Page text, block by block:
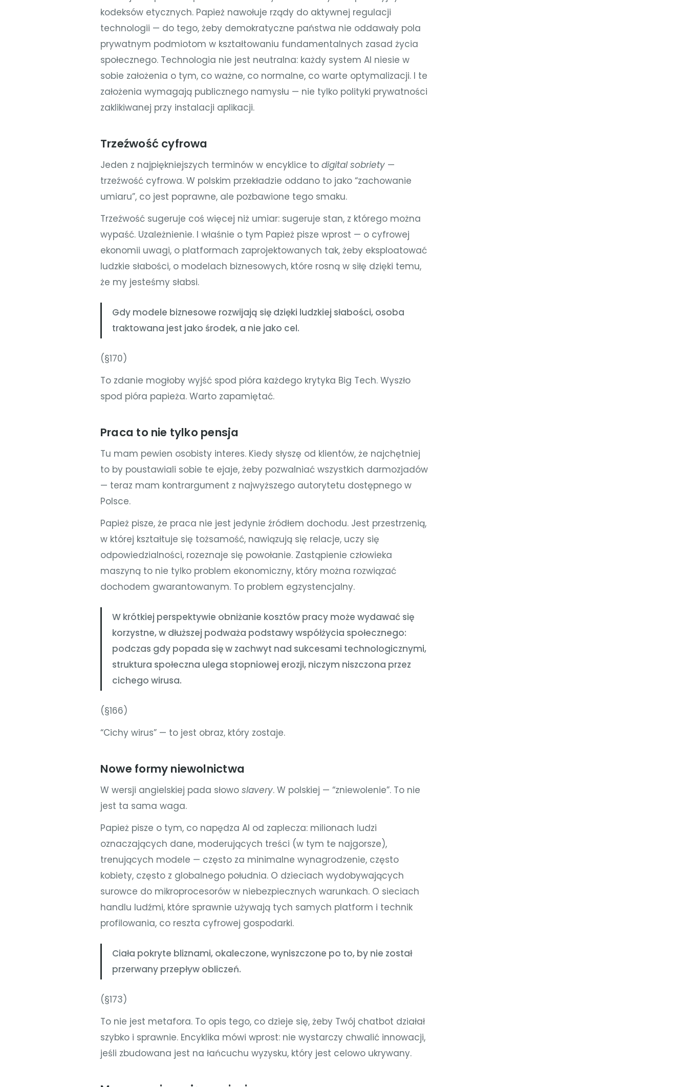
kodeksów etycznych. Papież nawołuje rządy do aktywnej regulacji
technologii — do tego, żeby demokratyczne państwa nie oddawały pola
prywatnym podmiotom w kształtowaniu fundamentalnych zasad życia
społecznego. Technologia nie jest neutralna: każdy system AI niesie w
sobie założenia o tym, co ważne, co normalne, co warte optymalizacji. I te
założenia wymagają publicznego namysłu — nie tylko polityki prywatności
zaklikiwanej przy instalacji aplikacji.
Trzeźwość cyfrowa
Jeden z najpiękniejszych terminów w encyklice to digital sobriety —
trzeźwość cyfrowa. W polskim przekładzie oddano to jako “zachowanie
umiaru”, co jest poprawne, ale pozbawione tego smaku.
Trzeźwość sugeruje coś więcej niż umiar: sugeruje stan, z którego można
wypaść. Uzależnienie. I właśnie o tym Papież pisze wprost — o cyfrowej
ekonomii uwagi, o platformach zaprojektowanych tak, żeby eksploatować
ludzkie słabości, o modelach biznesowych, które rosną w siłę dzięki temu,
że my jesteśmy słabsi.
Gdy modele biznesowe rozwijają się dzięki ludzkiej słabości, osoba
traktowana jest jako środek, a nie jako cel.
(§170)
To zdanie mogłoby wyjść spod pióra każdego krytyka Big Tech. Wyszło
spod pióra papieża. Warto zapamiętać.
Praca to nie tylko pensja
Tu mam pewien osobisty interes. Kiedy słyszę od klientów, że najchętniej
to by poustawiali sobie te ejaje, żeby pozwalniać wszystkich darmozjadów
— teraz mam kontrargument z najwyższego autorytetu dostępnego w
Polsce.
Papież pisze, że praca nie jest jedynie źródłem dochodu. Jest przestrzenią,
w której kształtuje się tożsamość, nawiązują się relacje, uczy się
odpowiedzialności, rozeznaje się powołanie. Zastąpienie człowieka
maszyną to nie tylko problem ekonomiczny, który można rozwiązać
dochodem gwarantowanym. To problem egzystencjalny.
W krótkiej perspektywie obniżanie kosztów pracy może wydawać się
korzystne, w dłuższej podważa podstawy współżycia społecznego:
podczas gdy popada się w zachwyt nad sukcesami technologicznymi,
struktura społeczna ulega stopniowej erozji, niczym niszczona przez
cichego wirusa.
(§166)
“Cichy wirus” — to jest obraz, który zostaje.
Nowe formy niewolnictwa
W wersji angielskiej pada słowo slavery. W polskiej — “zniewolenie”. To nie
jest ta sama waga.
Papież pisze o tym, co napędza AI od zaplecza: milionach ludzi
oznaczających dane, moderujących treści (w tym te najgorsze),
trenujących modele — często za minimalne wynagrodzenie, często
kobiety, często z globalnego południa. O dzieciach wydobywających
surowce do mikroprocesorów w niebezpiecznych warunkach. O sieciach
handlu ludźmi, które sprawnie używają tych samych platform i technik
profilowania, co reszta cyfrowej gospodarki.
Ciała pokryte bliznami, okaleczone, wyniszczone po to, by nie został
przerwany przepływ obliczeń.
(§173)
To nie jest metafora. To opis tego, co dzieje się, żeby Twój chatbot działał
szybko i sprawnie. Encyklika mówi wprost: nie wystarczy chwalić innowacji,
jeśli zbudowana jest na łańcuchu wyzysku, który jest celowo ukrywany.